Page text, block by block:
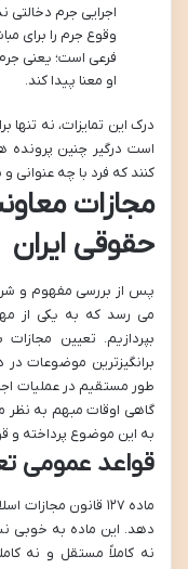
اجرایی جرم دخالتی
وقوع جرم را برای
فرعی است؛ یعنی
او معنا پیدا کند.
درک این تمایزات، نه
است درگیر چنین پرونده
کنند که فرد با چه عنوانی
مجازات
حقوقی ایران
پس از بررسی مفهوم و
می رسد که به یکی از
بپردازیم. تعیین
برانگیزترین موضوعات
طور مستقیم در عملیات
گاهی اوقات مبهم به نظر
به این موضوع پرداخته و
قواعد عمومی
ماده ۱۲۷ قانون
دهد. این ماده به خوبی
نه کاملاً مستقل و نه